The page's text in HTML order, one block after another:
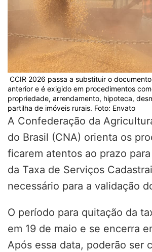
CCIR 2026 passa a substituir o
anterior e é exigido em procedimentos
propriedade, arrendamento, hipoteca,
partilha de imóveis rurais. Foto: Envato
A Confederação da
do Brasil (CNA) orienta os
ficarem atentos ao prazo
da Taxa de Serviços
necessário para a validação
O período para quitação da
em 19 de maio e se encerra
Após essa data, poderão ser